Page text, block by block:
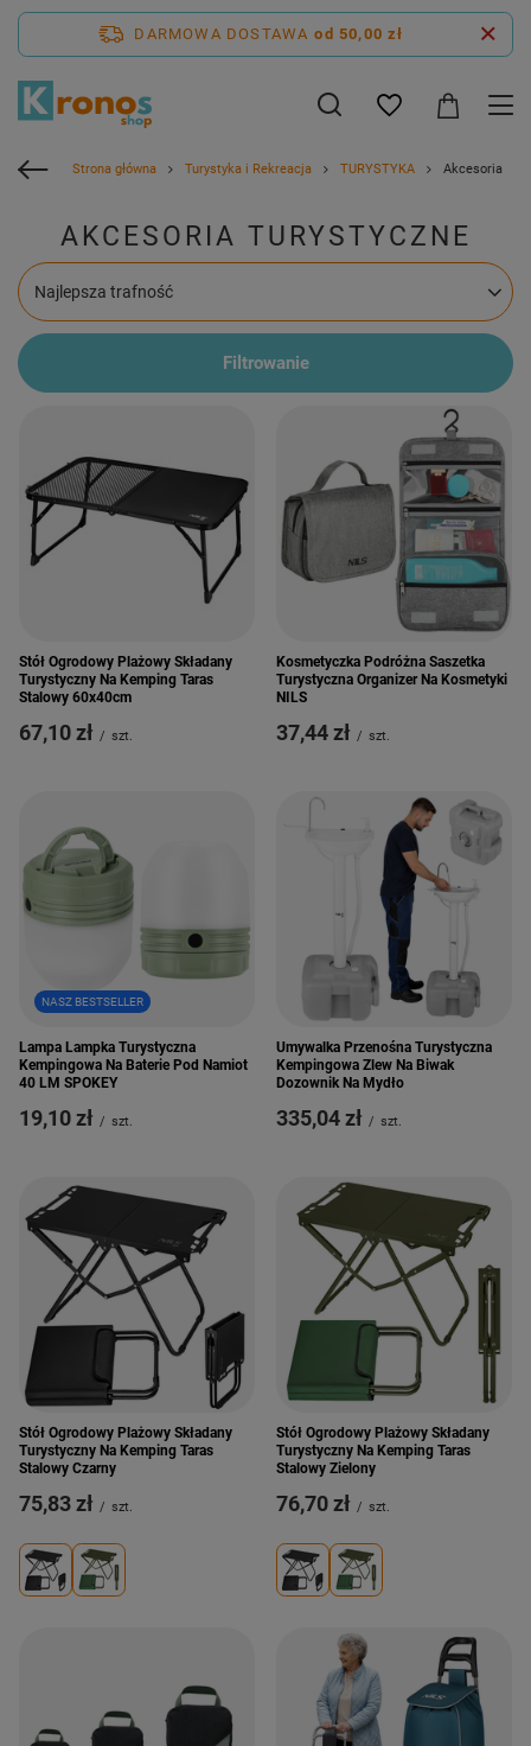
DARMOWA DOSTAWA od 50,00 zł
Strona główna Turystyka i Rekreacja TURYSTYKA Akcesoria
AKCESORIA TURYSTYCZNE
Zmień sortowanie
Najlepsza trafność
Filtrowanie
Stół Ogrodowy Plażowy Składany
Turystyczny Na Kemping Taras
Stalowy 60x40cm
67,10 zł / szt.
Kosmetyczka Podróżna Saszetka
Turystyczna Organizer Na Kosmetyki
NILS
37,44 zł / szt.
NASZ BESTSELLER
Lampa Lampka Turystyczna
Kempingowa Na Baterie Pod Namiot
40 LM SPOKEY
19,10 zł / szt.
Umywalka Przenośna Turystyczna
Kempingowa Zlew Na Biwak
Dozownik Na Mydło
335,04 zł / szt.
Stół Ogrodowy Plażowy Składany
Turystyczny Na Kemping Taras
Stalowy Czarny
75,83 zł / szt.
Stół Ogrodowy Plażowy Składany
Turystyczny Na Kemping Taras
Stalowy Zielony
76,70 zł / szt.